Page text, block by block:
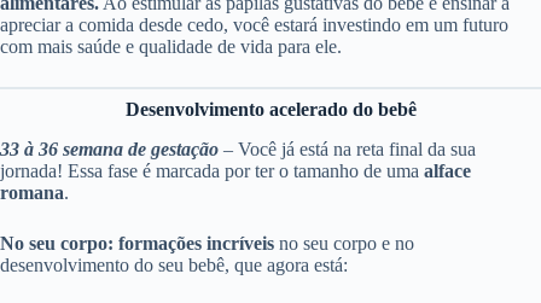
apreciar a comida desde cedo, você estará investindo em um futuro
com mais saúde e qualidade de vida para ele.
Desenvolvimento acelerado do bebê
33 à 36 semana de gestação – Você já está na reta final da sua
jornada! Essa fase é marcada por ter o tamanho de uma alface
romana.
No seu corpo: formações incríveis no seu corpo e no
desenvolvimento do seu bebê, que agora está: